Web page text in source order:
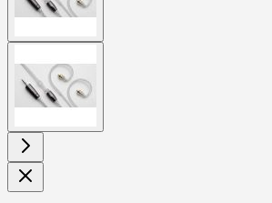
larger
image